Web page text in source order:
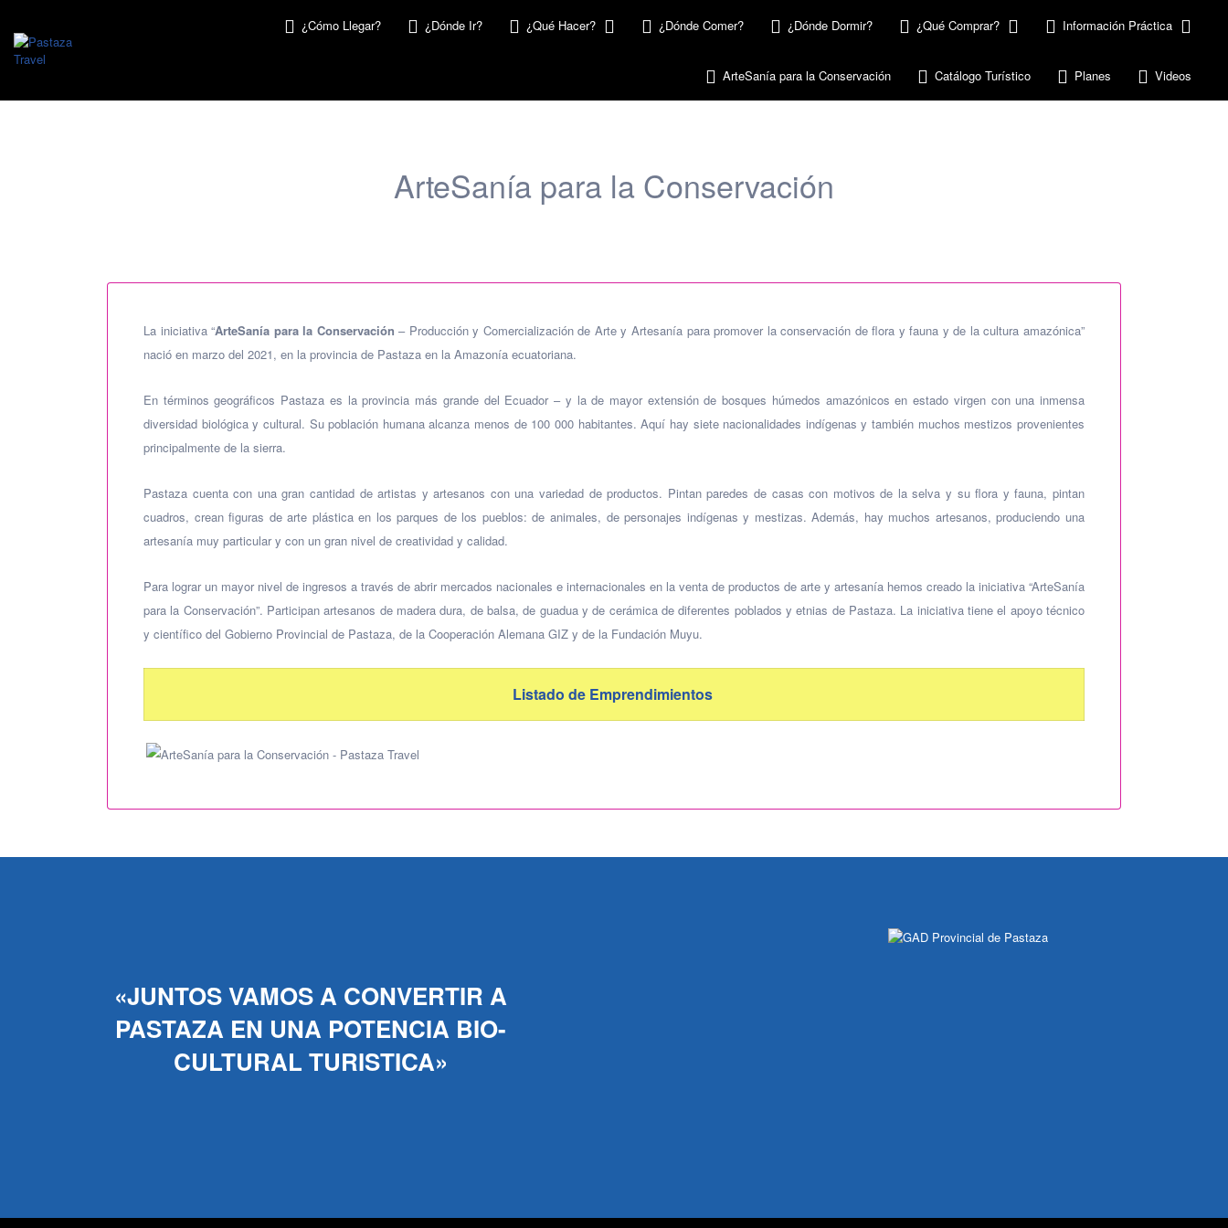
¿Cómo Llegar? ¿Dónde Ir? ¿Qué Hacer? ¿Dónde Comer? ¿Dónde Dormir? ¿Qué Comprar? Información Práctica
ArteSanía para la Conservación Catálogo Turístico Planes Videos
por:
ArteSanía para la Conservación
La iniciativa “ArteSanía para la Conservación – Producción y Comercialización de Arte y Artesanía para promover la conservación de flora y fauna y de la cultura amazónica”
nació en marzo del 2021, en la provincia de Pastaza en la Amazonía ecuatoriana.
En términos geográficos Pastaza es la provincia más grande del Ecuador – y la de mayor extensión de bosques húmedos amazónicos en estado virgen con una inmensa
diversidad biológica y cultural. Su población humana alcanza menos de 100 000 habitantes. Aquí hay siete nacionalidades indígenas y también muchos mestizos provenientes
principalmente de la sierra.
Pastaza cuenta con una gran cantidad de artistas y artesanos con una variedad de productos. Pintan paredes de casas con motivos de la selva y su flora y fauna, pintan
cuadros, crean figuras de arte plástica en los parques de los pueblos: de animales, de personajes indígenas y mestizas. Además, hay muchos artesanos, produciendo una
artesanía muy particular y con un gran nivel de creatividad y calidad.
Para lograr un mayor nivel de ingresos a través de abrir mercados nacionales e internacionales en la venta de productos de arte y artesanía hemos creado la iniciativa “ArteSanía
para la Conservación”. Participan artesanos de madera dura, de balsa, de guadua y de cerámica de diferentes poblados y etnias de Pastaza. La iniciativa tiene el apoyo técnico
y científico del Gobierno Provincial de Pastaza, de la Cooperación Alemana GIZ y de la Fundación Muyu.
Listado de Emprendimientos
«JUNTOS VAMOS A CONVERTIR A
PASTAZA EN UNA POTENCIA BIO-
CULTURAL TURISTICA»